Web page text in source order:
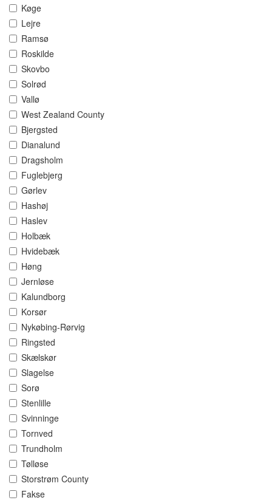
Køge
Lejre
Ramsø
Roskilde
Skovbo
Solrød
Vallø
West Zealand County
Bjergsted
Dianalund
Dragsholm
Fuglebjerg
Gørlev
Hashøj
Haslev
Holbæk
Hvidebæk
Høng
Jernløse
Kalundborg
Korsør
Nykøbing-Rørvig
Ringsted
Skælskør
Slagelse
Sorø
Stenlille
Svinninge
Tornved
Trundholm
Tølløse
Storstrøm County
Fakse